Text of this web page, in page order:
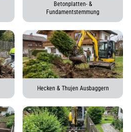
Betonplatten- &
Fundamentstemmung
Hecken & Thujen Ausbaggern